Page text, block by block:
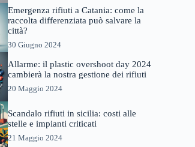
Emergenza rifiuti a Catania: come la
raccolta differenziata può salvare la
città?
30 Giugno 2024
Allarme: il plastic overshoot day 2024
cambierà la nostra gestione dei rifiuti
20 Maggio 2024
Scandalo rifiuti in sicilia: costi alle
stelle e impianti criticati
21 Maggio 2024